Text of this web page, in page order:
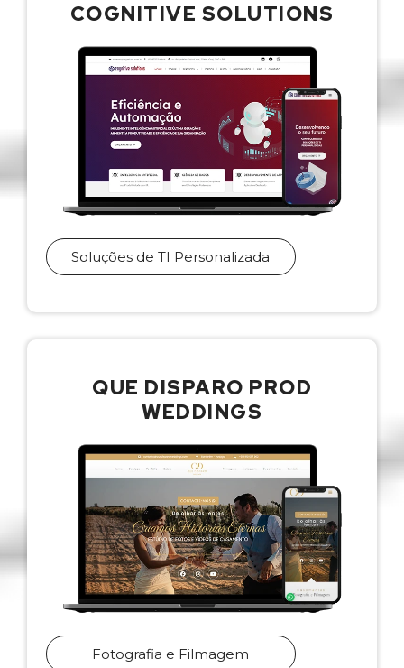
COGNITIVE SOLUTIONS
Soluções de TI Personalizada
QUE DISPARO PROD
WEDDINGS
Fotografia e Filmagem